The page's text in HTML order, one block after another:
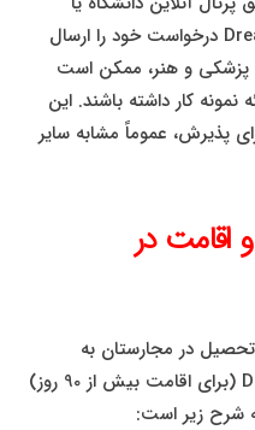
پلتفرم‌های مشترک مانند DreamApply درخواست خود را ارسال
پزشکی و هنر، ممکن است
نمونه کار داشته باشند. این
پذیرش، عموماً مشابه سایر
اقامت در
تحصیل در مجارستان به
**ویزای تحصیلی مجارستان** نوع D (برای اقامت بیش از 90 روز)
شرح زیر است: